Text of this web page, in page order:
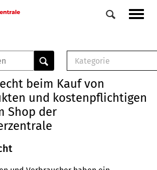
Veranstaltungen
0
Elemente
Kategorie
Musterbrief (RTF)
E-Broschüre
beim Kauf von
und kostenpflichtigen
Shop der